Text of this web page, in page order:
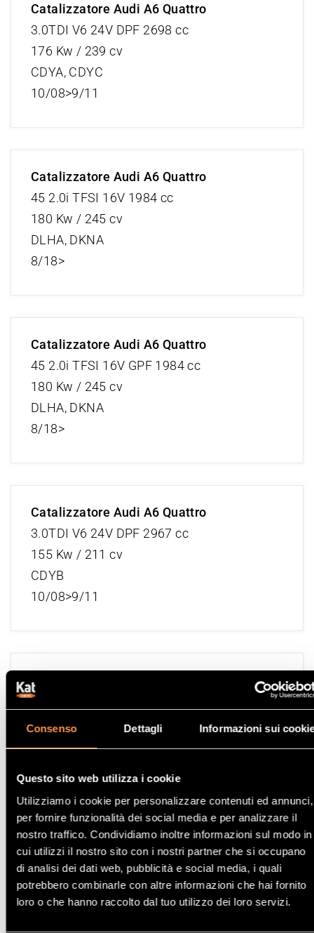
Consenso Dettagli Informazioni sui
Questo sito web utilizza i cookie
Utilizziamo i cookie per personalizzare contenuti ed annunci,
per fornire funzionalità dei social media e per analizzare il
nostro traffico. Condividiamo inoltre informazioni sul modo in
cui utilizzi il nostro sito con i nostri partner che si occupano
di analisi dei dati web, pubblicità e social media, i quali
potrebbero combinarle con altre informazioni che hai fornito
loro o che hanno raccolto dal tuo utilizzo dei loro servizi.
Catalizzatore Audi A6 Quattro
3.0TDI V6 24V DPF 2698 cc
176 Kw / 239 cv
CDYA, CDYC
10/08>9/11
Catalizzatore Audi A6 Quattro
45 2.0i TFSI 16V 1984 cc
180 Kw / 245 cv
DLHA, DKNA
8/18>
Catalizzatore Audi A6 Quattro
45 2.0i TFSI 16V GPF 1984 cc
180 Kw / 245 cv
DLHA, DKNA
8/18>
Catalizzatore Audi A6 Quattro
3.0TDI V6 24V DPF 2967 cc
155 Kw / 211 cv
CDYB
10/08>9/11
Catalizzatore Audi A6 Quattro
3.0TDI V6 24V DPF 2967 cc
176 Kw / 239 cv
Catalizzatore Audi A6 Quattro
2.4i V6 30V 2393 cc
100 Kw / 136 cv